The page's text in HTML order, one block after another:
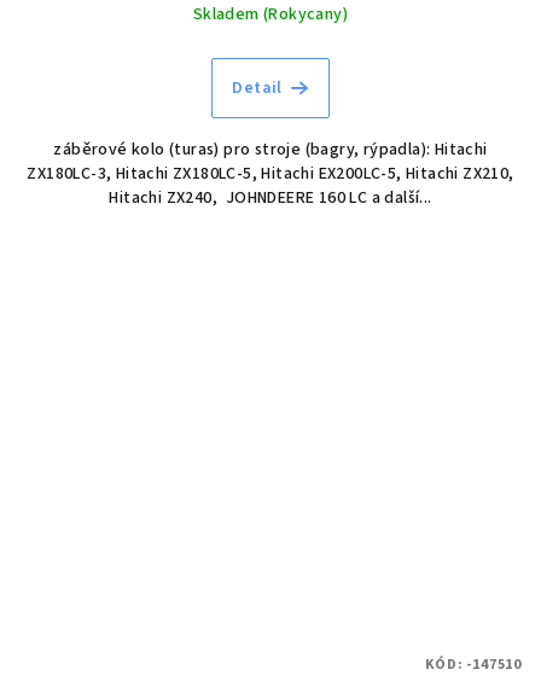
Skladem (Rokycany)
Detail
záběrové kolo (turas) pro stroje (bagry, rýpadla): Hitachi
ZX180LC-3, Hitachi ZX180LC-5, Hitachi EX200LC-5, Hitachi ZX210,
Hitachi ZX240, JOHNDEERE 160 LC a další...
KÓD: -147510